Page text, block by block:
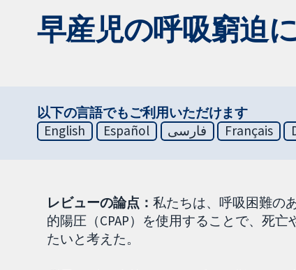
早産児の呼吸窮迫
以下の言語でもご利用いただけます
English
Español فارسی Français
レビューの論点：私たちは、呼吸困難の
的陽圧（CPAP）を使用することで、死
たいと考えた。